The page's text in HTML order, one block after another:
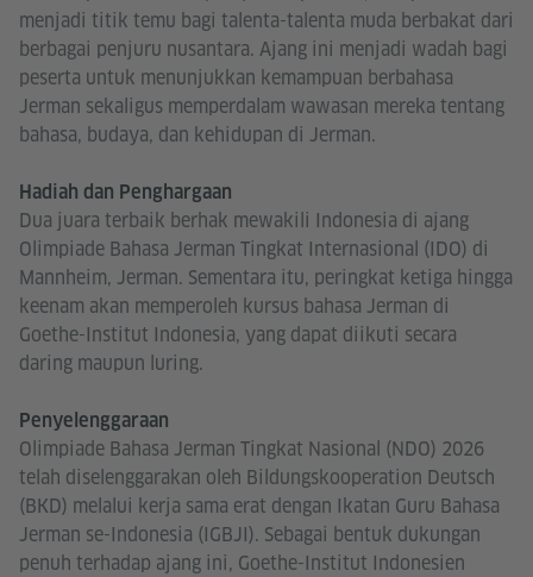
menjadi titik temu bagi talenta-talenta muda berbakat dari
berbagai penjuru nusantara. Ajang ini menjadi wadah bagi
peserta untuk menunjukkan kemampuan berbahasa
Jerman sekaligus memperdalam wawasan mereka tentang
bahasa, budaya, dan kehidupan di Jerman.
Hadiah dan Penghargaan
Dua juara terbaik berhak mewakili Indonesia di ajang
Olimpiade Bahasa Jerman Tingkat Internasional (IDO) di
Mannheim, Jerman. Sementara itu, peringkat ketiga hingga
keenam akan memperoleh kursus bahasa Jerman di
Goethe-Institut Indonesia, yang dapat diikuti secara
daring maupun luring.
Penyelenggaraan
Olimpiade Bahasa Jerman Tingkat Nasional (NDO) 2026
telah diselenggarakan oleh Bildungskooperation Deutsch
(BKD) melalui kerja sama erat dengan Ikatan Guru Bahasa
Jerman se-Indonesia (IGBJI). Sebagai bentuk dukungan
penuh terhadap ajang ini, Goethe-Institut Indonesien